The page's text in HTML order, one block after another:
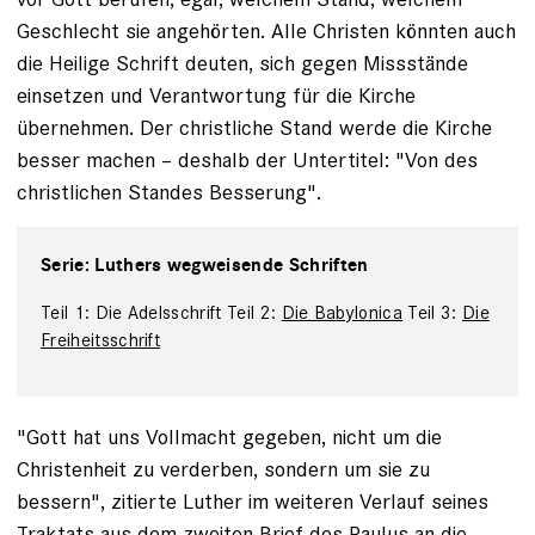
Geschlecht sie angehörten. Alle Christen könnten auch
die Heilige Schrift deuten, sich gegen Missstände
einsetzen und Verantwortung für die Kirche
übernehmen. Der christliche Stand werde die Kirche
besser machen – deshalb der Untertitel: "Von des
christlichen Standes Besserung".
Serie: Luthers wegweisende Schriften
Teil 1: Die Adelsschrift Teil 2: Die Babylonica Teil 3: Die
Freiheitsschrift
"Gott hat uns Vollmacht gegeben, nicht um die
Christenheit zu verderben, sondern um sie zu
bessern", zitierte Luther im weiteren Verlauf seines